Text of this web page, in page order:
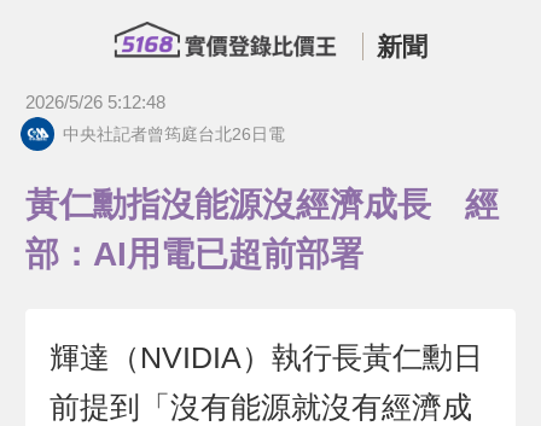
新聞
2026/5/26 5:12:48
中央社記者曾筠庭台北26日電
黃仁勳指沒能源沒經濟成長 經
部：AI用電已超前部署
輝達（NVIDIA）執行長黃仁勳日
前提到「沒有能源就沒有經濟成